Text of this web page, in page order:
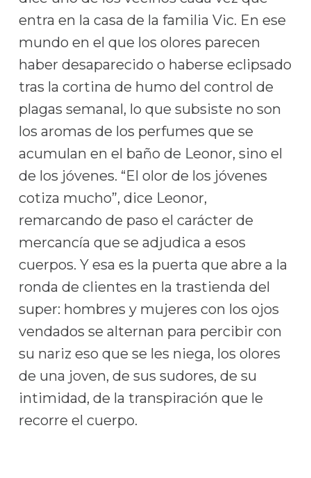
entra en la casa de la familia Vic. En ese
mundo en el que los olores parecen
haber desaparecido o haberse eclipsado
tras la cortina de humo del control de
plagas semanal, lo que subsiste no son
los aromas de los perfumes que se
acumulan en el baño de Leonor, sino el
de los jóvenes. “El olor de los jóvenes
cotiza mucho”, dice Leonor,
remarcando de paso el carácter de
mercancía que se adjudica a esos
cuerpos. Y esa es la puerta que abre a la
ronda de clientes en la trastienda del
super: hombres y mujeres con los ojos
vendados se alternan para percibir con
su nariz eso que se les niega, los olores
de una joven, de sus sudores, de su
intimidad, de la transpiración que le
recorre el cuerpo.